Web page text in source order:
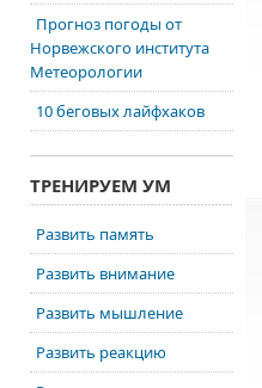
Прогноз погоды от
Норвежского института
Метеорологии
10 беговых лайфхаков
ТРЕНИРУЕМ УМ
Развить память
Развить внимание
Развить мышление
Развить реакцию